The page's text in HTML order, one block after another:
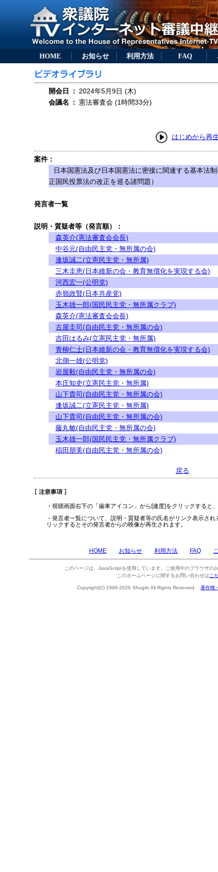
HOME お知らせ 利用方法 FAQ
開会日 ： 2024年5月9日 (木)
会議名
： 憲法審査会 (1時間33分)
はじめから再
案件：
日本国憲法及び日本国憲法に密接に関連する基本法
正国民投票法の改正を巡る諸問題）
発言者一覧
説明・質疑者等（発言順）：
森英介(憲法審査会会長)
中谷元(自由民主党・無所属の会)
逢坂誠二(立憲民主党・無所属)
三木圭恵(日本維新の会・教育無償化を実現する会)
河西宏一(公明党)
赤嶺政賢(日本共産党)
玉木雄一郎(国民民主党・無所属クラブ)
森英介(憲法審査会会長)
古屋圭司(自由民主党・無所属の会)
吉田はるみ(立憲民主党・無所属)
青柳仁士(日本維新の会・教育無償化を実現する会)
北側一雄(公明党)
岩屋毅(自由民主党・無所属の会)
本庄知史(立憲民主党・無所属)
山下貴司(自由民主党・無所属の会)
逢坂誠二(立憲民主党・無所属)
山下貴司(自由民主党・無所属の会)
藤丸敏(自由民主党・無所属の会)
玉木雄一郎(国民民主党・無所属クラブ)
稲田朋美(自由民主党・無所属の会)
戻る
・視聴画面右下の「歯車アイコン」から[速度]をクリックすると
・発言者一覧について、説明・質疑者等の氏名がリンク表示さ
リックするとその発言者からの映像が再生されます。
HOME お知らせ 利用方法 FAQ
このページは、JavaScriptを使用しています。ご使用中のブラウザの
このホームページに関するお問い合わせは こ
Copyright(C) 1999-2026 Shugiin All Rights Reserved. 著作権